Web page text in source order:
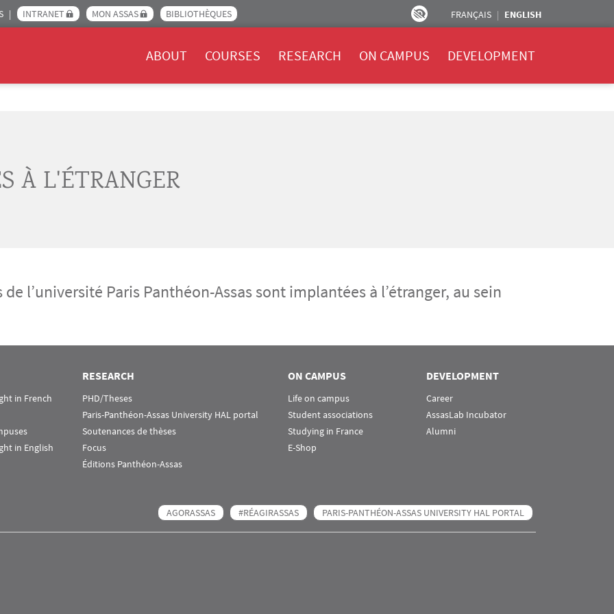
INTRANET MON ASSAS BIBLIOTHÈQUES FRANÇAIS ENGLISH
ABOUT COURSES RESEARCH ON CAMPUS DEVELOPMENT
À L'ÉTRANGER
l’université Paris Panthéon-Assas sont implantées à l’étranger, au sein
in French
in English
RESEARCH
PHD/Theses
Paris-Panthéon-Assas University HAL portal
Soutenances de thèses
Focus
Éditions Panthéon-Assas
ON CAMPUS
Life on campus
Student associations
Studying in France
E-Shop
DEVELOPMENT
Career
AssasLab Incubator
Alumni
AGORASSAS #RÉAGIRASSAS PARIS-PANTHÉON-ASSAS UNIVERSITY HAL PORTAL